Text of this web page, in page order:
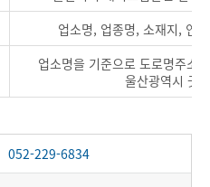
업소명, 업종명, 소재지, 연
업소명을 기준으로 도로명주소,
울산광역시 굿
052-229-6834